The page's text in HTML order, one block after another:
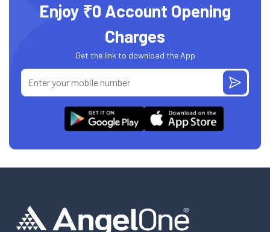
Enjoy ₹0 Account Opening
Charges
Get the link to download the App